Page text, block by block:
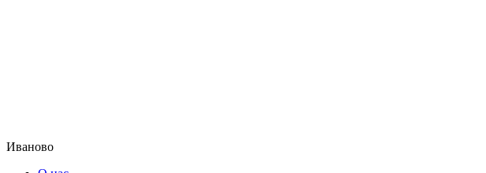
Иваново